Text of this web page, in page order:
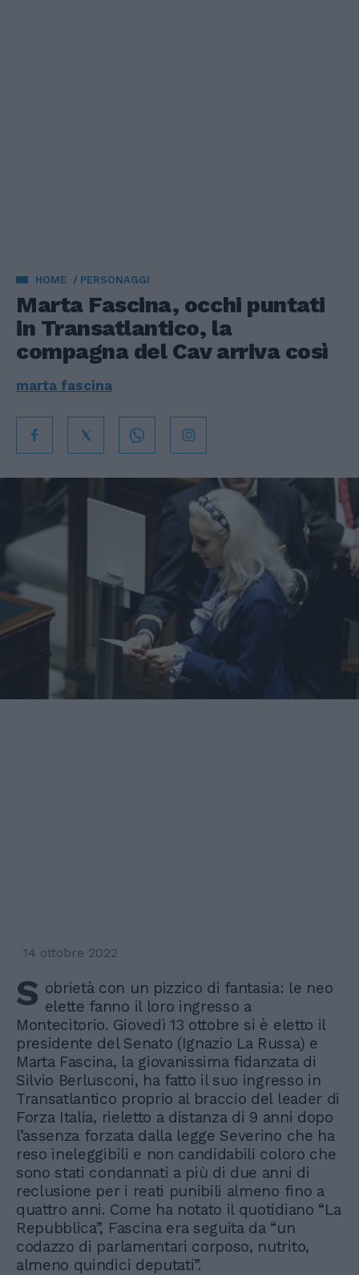
HOME PERSONAGGI
Marta Fascina, occhi puntati
in Transatlantico, la
compagna del Cav arriva così
marta fascina
14 ottobre 2022
S obrietà con un pizzico di fantasia: le neo
elette fanno il loro ingresso a
Montecitorio. Giovedì 13 ottobre si è eletto il
presidente del Senato (Ignazio La Russa) e
Marta Fascina, la giovanissima fidanzata di
Silvio Berlusconi, ha fatto il suo ingresso in
Transatlantico proprio al braccio del leader di
Forza Italia, rieletto a distanza di 9 anni dopo
l’assenza forzata dalla legge Severino che ha
reso ineleggibili e non candidabili coloro che
sono stati condannati a più di due anni di
reclusione per i reati punibili almeno fino a
quattro anni. Come ha notato il quotidiano “La
Repubblica”, Fascina era seguita da “un
codazzo di parlamentari corposo, nutrito,
almeno quindici deputati”.